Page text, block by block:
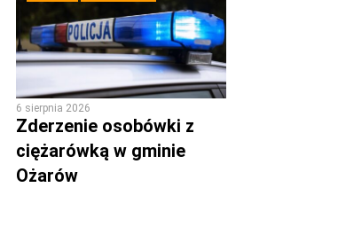
6 sierpnia 2026
Zderzenie osobówki z
ciężarówką w gminie
Ożarów